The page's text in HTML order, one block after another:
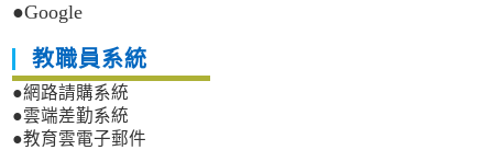
●Google
教職員系統
●網路請購系統
●雲端差勤系統
●教育雲電子郵件